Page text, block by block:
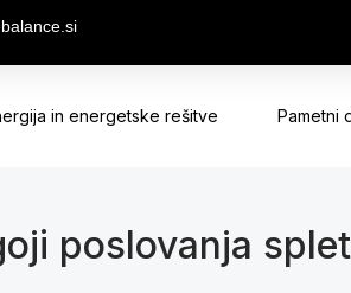
in energetske rešitve Pametni
poslovanja